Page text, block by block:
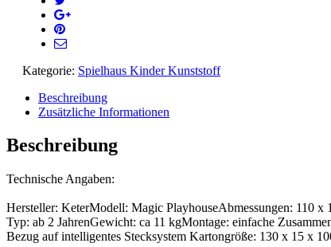
Kategorie: Spielhaus Kinder Kunststoff
Beschreibung
Zusätzliche Informationen
Beschreibung
Technische Angaben:
Hersteller: KeterModell: Magic PlayhouseAbmessungen: 110 x
Typ: ab 2 JahrenGewicht: ca 11 kgMontage: einfache
Bezug auf intelligentes Stecksystem Kartongröße: 130 x 15 x